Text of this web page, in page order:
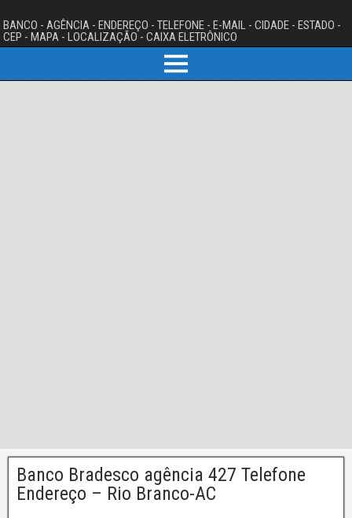
BANCO - AGÊNCIA - ENDEREÇO - TELEFONE - E-MAIL - CIDADE - ESTADO -
CEP - MAPA - LOCALIZAÇÃO - CAIXA ELETRÔNICO
Banco Bradesco agência 427 Telefone
Endereço – Rio Branco-AC